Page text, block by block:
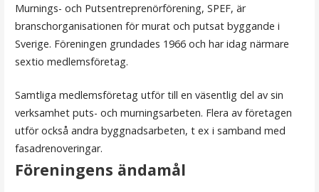
Murnings- och Putsentreprenörförening, SPEF, är
branschorganisationen för murat och putsat byggande i
Sverige. Föreningen grundades 1966 och har idag närmare
sextio medlemsföretag.
Samtliga medlemsföretag utför till en väsentlig del av sin
verksamhet puts- och murningsarbeten. Flera av företagen
utför också andra byggnadsarbeten, t ex i samband med
fasadrenoveringar.
Föreningens ändamål